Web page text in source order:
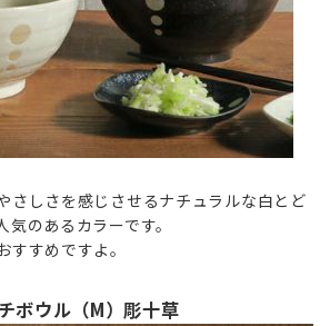
さしさを感じさせるナチュラルな白とど
のあるカラーです。
すすめですよ。
ボウル（M）彫十草